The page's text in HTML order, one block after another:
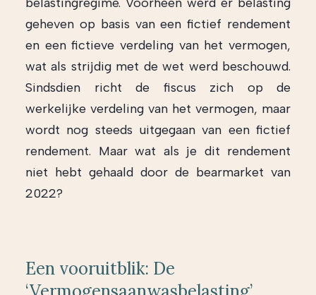
geheven op basis van een fictief rendement
en een fictieve verdeling van het vermogen,
wat als strijdig met de wet werd beschouwd.
Sindsdien richt de fiscus zich op de
werkelijke verdeling van het vermogen, maar
wordt nog steeds uitgegaan van een fictief
rendement. Maar wat als je dit rendement
niet hebt gehaald door de bearmarket van
2022?
Een vooruitblik: De